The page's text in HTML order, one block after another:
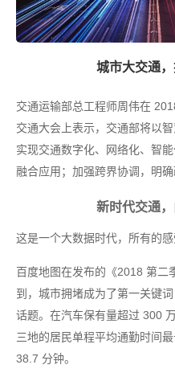
城市大交通
交通运输部总工程师周伟在
交通大会上表示，交通部将以
实现交通数字化、网络化、智
融合应用；加强跨界协调，明确
新时代交通
这是一个大数据时代，所有的
百度地图在发布的《2018 第二
到，城市拥堵成为了第一关键
话题。在汽车保有量超过 300
三地的居民单程平均通勤时间
38.7 分钟。